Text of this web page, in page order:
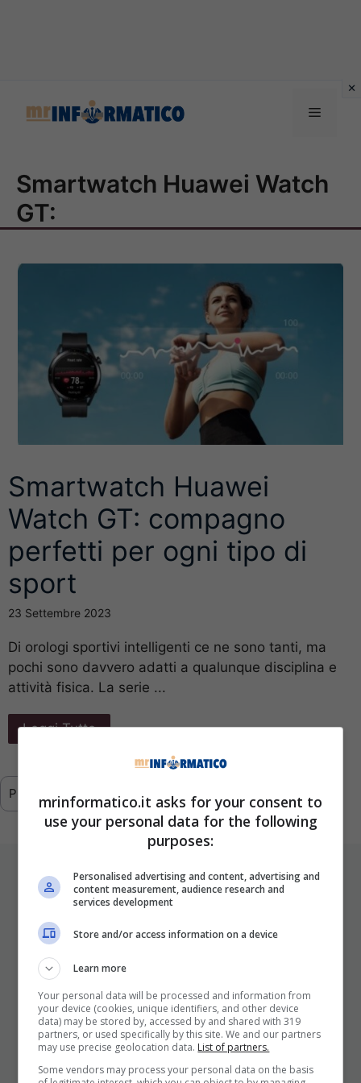
Menu
Smartwatch Huawei Watch
GT:
Smartwatch Huawei
Watch GT: compagno
perfetti per ogni tipo di
sport
23 Settembre 2023
Di orologi sportivi intelligenti ce ne sono tanti, ma
pochi sono davvero adatti a qualunque disciplina e
attività fisica. La serie ...
Leggi Tutto
Previous 291
I Pro E I Contro Di Una Nuova Moda
Che Punta A Cambiare Il Tabacco
mrinformatico.it asks for your consent to
use your personal data for the following
purposes:
Personalised advertising and content, advertising and
content measurement, audience research and
services development
Store and/or access information on a device
Learn more
Your personal data will be processed and information from
your device (cookies, unique identifiers, and other device
data) may be stored by, accessed by and shared with 319
partners, or used specifically by this site. We and our partners
may use precise geolocation data. List of partners.
Some vendors may process your personal data on the basis